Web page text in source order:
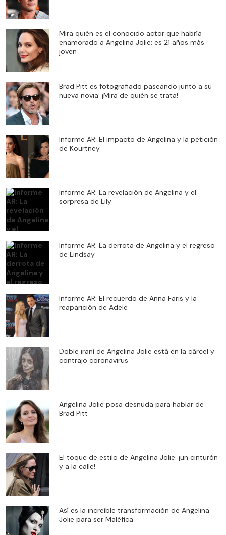
Mira quién es el conocido actor que habría
enamorado a Angelina Jolie: es 21 años más
joven
Brad Pitt es fotografiado paseando junto a su
nueva novia: ¡Mira de quién se trata!
Informe AR: El impacto de Angelina y la petición
de Kourtney
Informe AR: La revelación de Angelina y el
sorpresa de Lily
Informe AR: La derrota de Angelina y el regreso
de Lindsay
Informe AR: El recuerdo de Anna Faris y la
reaparición de Adele
Doble iraní de Angelina Jolie está en la cárcel y
contrajo coronavirus
Angelina Jolie posa desnuda para hablar de
Brad Pitt
El toque de estilo de Angelina Jolie: ¡un cinturón
y a la calle!
Así es la increíble transformación de Angelina
Jolie para ser Maléfica